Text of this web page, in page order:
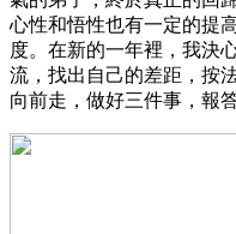
心性和悟性也有一定的提
度。在新的一年裡，我決
流，找出自己的差距，按
向前走，做好三件事，報